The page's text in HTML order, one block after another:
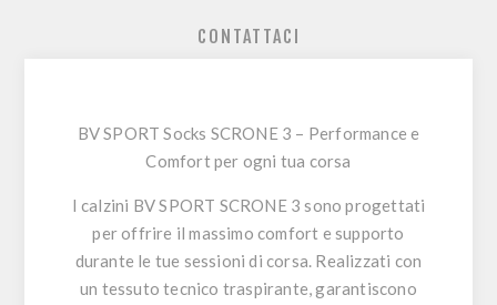
CONTATTACI
BV SPORT Socks SCRONE 3 – Performance e
Comfort per ogni tua corsa
I calzini BV SPORT SCRONE 3 sono progettati
per offrire il massimo comfort e supporto
durante le tue sessioni di corsa. Realizzati con
un tessuto tecnico traspirante, garantiscono